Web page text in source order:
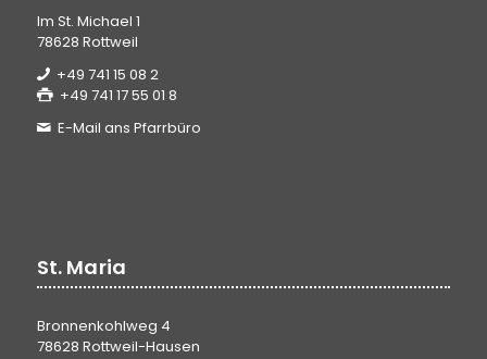
Im St. Michael 1
78628 Rottweil
+49 741 15 08 2
+49 741 17 55 01 8
E-Mail ans Pfarrbüro
St. Maria
Bronnenkohlweg 4
78628 Rottweil-Hausen